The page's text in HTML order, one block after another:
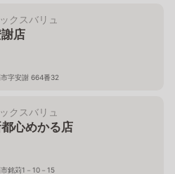
クスバリュ
店
字安謝 664番32
クスバリュ
心めかる店
銘苅1－10－15